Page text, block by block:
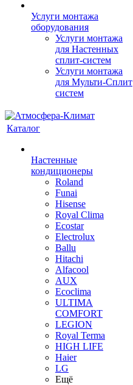
Услуги монтажа
оборудования
Услуги монтажа
для Настенных
сплит-систем
Услуги монтажа
для Мульти-Сплит
систем
Каталог
Настенные
кондиционеры
Roland
Funai
Hisense
Royal Clima
Ecostar
Electrolux
Ballu
Hitachi
Alfacool
AUX
Ecoclima
ULTIMA
COMFORT
LEGION
Royal Terma
HIGH LIFE
Haier
LG
Ещё